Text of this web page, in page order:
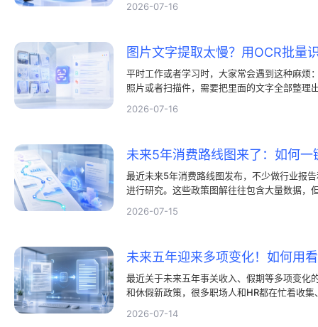
具，能帮我们快速把图里的文字抠出来。今天
2026-07-16
图片文字提取太慢？用OCR批量
平时工作或者学习时，大家常会遇到这种麻烦
照片或者扫描件，需要把里面的文字全部整理
别浪费时间。这种时候，效率更高的OCR批量
2026-07-16
未来5年消费路线图来了：如何
最近未来5年消费路线图发布，不少做行业报
进行研究。这些政策图解往往包含大量数据，
率非常低。其实，只要选对辅助工具实现一键
2026-07-15
最近关于未来五年事关收入、假期等多项变化
和休假新政策，很多职场人和HR都在忙着收
字去手打，不仅费眼睛，还特别容易出错。
2026-07-14